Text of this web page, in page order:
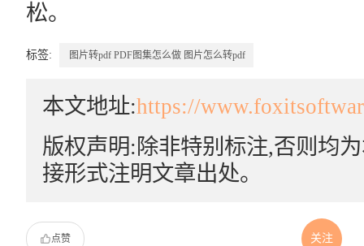
松。
标签: 图片转pdf PDF图集怎么做 图片怎么转pdf
本文地址:https://
版权声明:除非特别标注,否则均
接形式注明文章出处。
点赞 关注